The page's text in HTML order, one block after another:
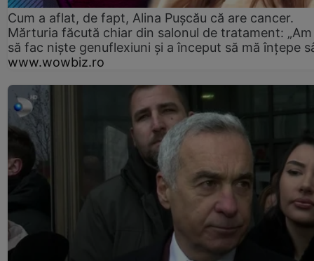
Cum a aflat, de fapt, Alina Pușcău că are cancer.
Mărturia făcută chiar din salonul de tratament:
să fac niște genuflexiuni și a început să mă înțepe
www.wowbiz.ro